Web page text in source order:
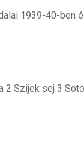
1939-40-ben
2 Szijek sej 3